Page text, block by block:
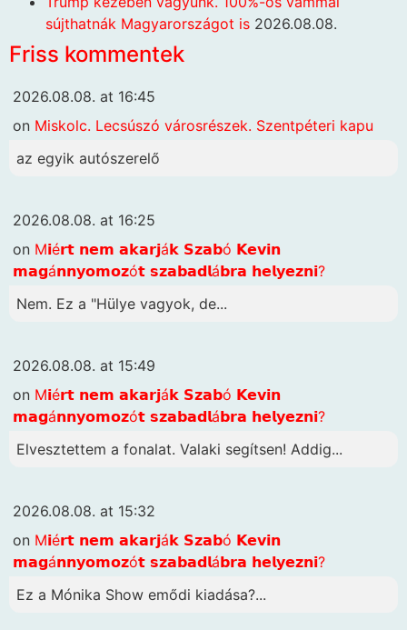
sújthatnák Magyarországot is 2026.08.08.
Friss kommentek
2026.08.08. at 16:45
on Miskolc. Lecsúszó városrészek. Szentpéteri kapu
az egyik autószerelő
2026.08.08. at 16:25
on M𝗶é𝗿𝘁 𝗻𝗲𝗺 𝗮𝗸𝗮𝗿𝗷á𝗸 𝗦𝘇𝗮𝗯ó 𝗞𝗲𝘃𝗶𝗻
𝗺𝗮𝗴á𝗻𝗻𝘆𝗼𝗺𝗼𝘇ó𝘁 𝘀𝘇𝗮𝗯𝗮𝗱𝗹á𝗯𝗿𝗮 𝗵𝗲𝗹𝘆𝗲𝘇𝗻𝗶?
Nem. Ez a "Hülye vagyok, de...
2026.08.08. at 15:49
on M𝗶é𝗿𝘁 𝗻𝗲𝗺 𝗮𝗸𝗮𝗿𝗷á𝗸 𝗦𝘇𝗮𝗯ó 𝗞𝗲𝘃𝗶𝗻
𝗺𝗮𝗴á𝗻𝗻𝘆𝗼𝗺𝗼𝘇ó𝘁 𝘀𝘇𝗮𝗯𝗮𝗱𝗹á𝗯𝗿𝗮 𝗵𝗲𝗹𝘆𝗲𝘇𝗻𝗶?
Elvesztettem a fonalat. Valaki segítsen! Addig...
2026.08.08. at 15:32
on M𝗶é𝗿𝘁 𝗻𝗲𝗺 𝗮𝗸𝗮𝗿𝗷á𝗸 𝗦𝘇𝗮𝗯ó 𝗞𝗲𝘃𝗶𝗻
𝗺𝗮𝗴á𝗻𝗻𝘆𝗼𝗺𝗼𝘇ó𝘁 𝘀𝘇𝗮𝗯𝗮𝗱𝗹á𝗯𝗿𝗮 𝗵𝗲𝗹𝘆𝗲𝘇𝗻𝗶?
Ez a Mónika Show emődi kiadása?...